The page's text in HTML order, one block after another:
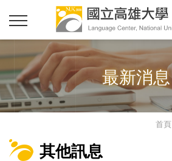
最新消息
首頁
其他訊息